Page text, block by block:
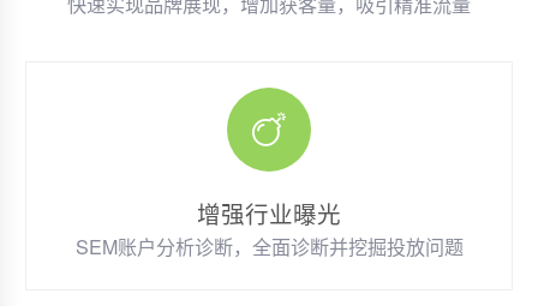
增强行业曝光
SEM账户分析诊断，全面诊断并挖掘投放问题